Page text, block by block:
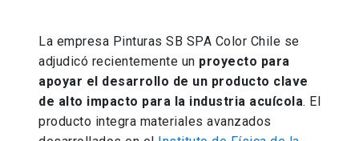
La empresa Pinturas SB SPA Color Chile se
adjudicó recientemente un proyecto para
apoyar el desarrollo de un producto clave
de alto impacto para la industria acuícola. El
producto integra materiales avanzados